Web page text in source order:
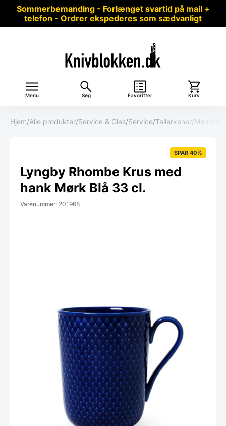
Sommerbemanding - Forlænget svartid på mail +
telefon - Ordrer ekspederes som sædvanligt
Menu Søg Favoritter Kurv
Hjem/Alle produkter/Service & Glas/Service/Tallerkener/
SPAR 40%
Lyngby Rhombe Krus med
hank Mørk Blå 33 cl.
Varenummer: 201968